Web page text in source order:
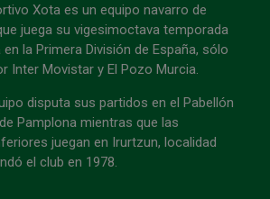
Xota es un equipo navarro de
juega su vigesimoctava temporada
la Primera División de España, sólo
Inter Movistar y El Pozo Murcia.
disputa sus partidos en el Pabellón
Pamplona mientras que las
juegan en Irurtzun, localidad
el club en 1978.